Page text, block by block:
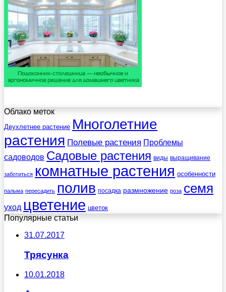
Облако меток
Двухлетнее растение Многолетние
растения Полевые растения Проблемы
садоводов Садовые растения виды выращивание
заботиться комнатные растения особенности
пальма пересадить полив посадка размножение роза семя
уход цветение цветок
Популярные статьи
31.07.2017
Трясунка
10.01.2018